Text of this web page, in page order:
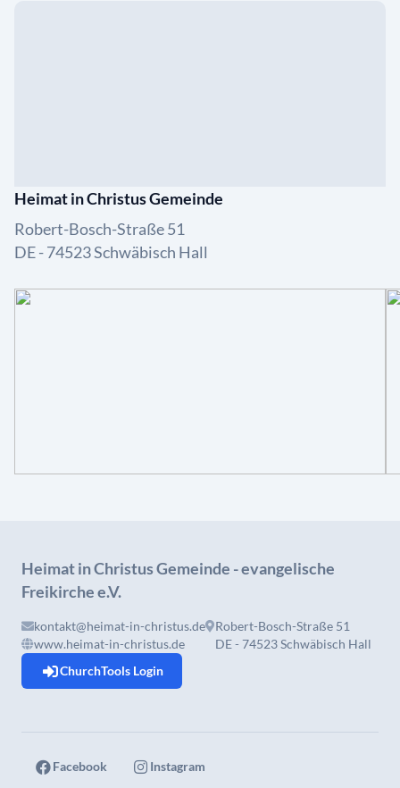
Heimat in Christus Gemeinde
Robert-Bosch-Straße 51
DE - 74523 Schwäbisch Hall
Heimat in Christus Gemeinde - evangelische
Freikirche e.V.
kontakt@heimat-in-christus.de
www.heimat-in-christus.de
Robert-Bosch-Straße 51
DE - 74523 Schwäbisch Hall
ChurchTools Login
Facebook Instagram